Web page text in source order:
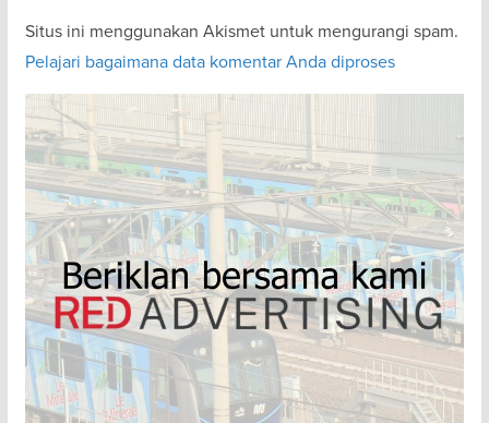
Situs ini menggunakan Akismet untuk mengurangi spam.
Pelajari bagaimana data komentar Anda diproses